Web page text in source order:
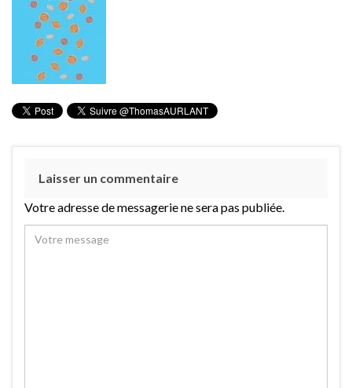
Laisser un commentaire
Votre adresse de messagerie ne sera pas publiée.